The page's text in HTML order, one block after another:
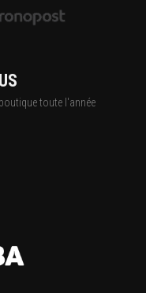
toute l'année